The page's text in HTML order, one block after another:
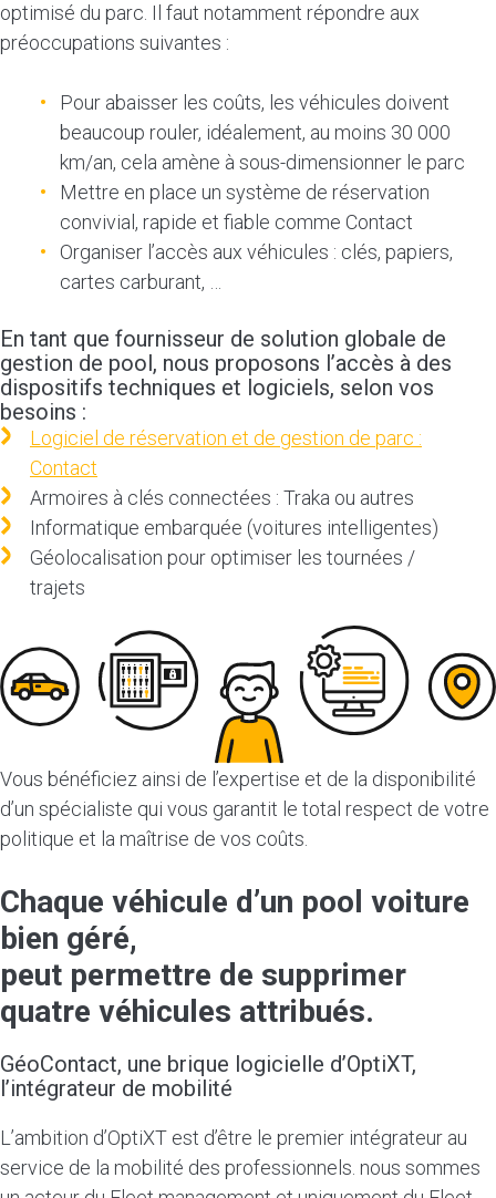
optimisé du parc. Il faut notamment répondre aux
préoccupations suivantes :
Pour abaisser les coûts, les véhicules doivent
beaucoup rouler, idéalement, au moins 30 000
km/an, cela amène à sous-dimensionner le parc
Mettre en place un système de réservation
convivial, rapide et fiable comme Contact
Organiser l’accès aux véhicules : clés, papiers,
cartes carburant, …
En tant que fournisseur de solution globale de
gestion de pool, nous proposons l’accès à des
dispositifs techniques et logiciels, selon vos
besoins :
Logiciel de réservation et de gestion de parc :
Contact
Armoires à clés connectées : Traka ou autres
Informatique embarquée (voitures intelligentes)
Géolocalisation pour optimiser les tournées /
trajets
Vous bénéficiez ainsi de l’expertise et de la disponibilité
d’un spécialiste qui vous garantit le total respect de votre
politique et la maîtrise de vos coûts.
Chaque véhicule d’un pool voiture
bien géré,
peut permettre de supprimer
quatre véhicules attribués.
GéoContact, une brique logicielle d’OptiXT,
l’intégrateur de mobilité
L’ambition d’OptiXT est d’être le premier intégrateur au
service de la mobilité des professionnels. nous sommes